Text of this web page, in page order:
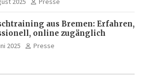
aus Bremen: Erfahren,
online zugänglich
2025 Presse